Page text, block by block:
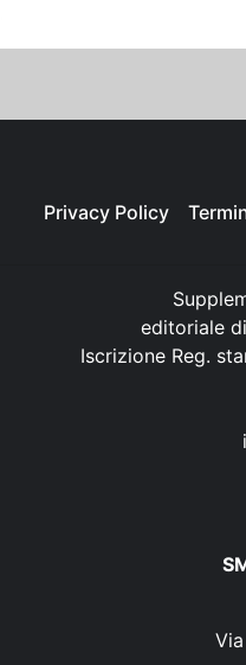
Privacy Policy
editoriale
Iscrizione Reg.